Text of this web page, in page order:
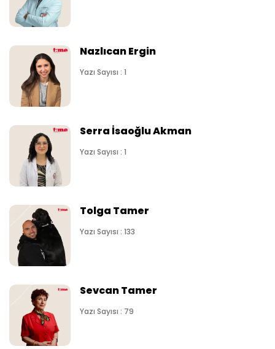
Nazlıcan Ergin
Yazı Sayısı : 1
Serra İsaoğlu Akman
Yazı Sayısı : 1
Tolga Tamer
Yazı Sayısı : 133
Sevcan Tamer
Yazı Sayısı : 79